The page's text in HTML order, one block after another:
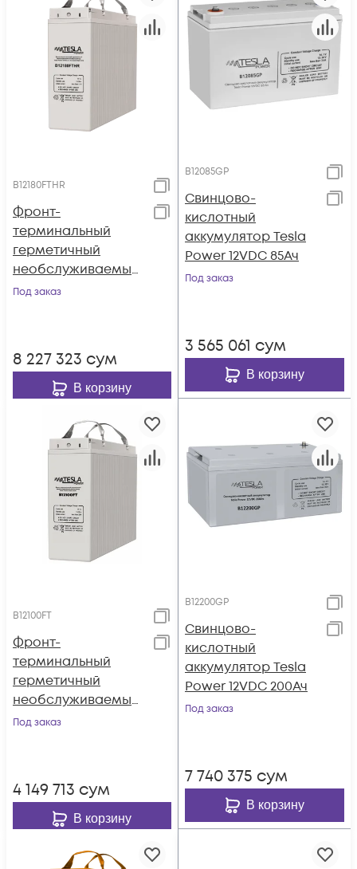
B12180FTHR
Фронт-
терминальный
герметичный
необслуживаемый
аккумулятор Tesla
Под заказ
8 227 323 сум
В корзину
B12085GP
Свинцово-
кислотный
аккумулятор Tesla
Power 12VDC 85Ач
Под заказ
3 565 061 сум
В корзину
B12100FT
Фронт-
терминальный
герметичный
необслуживаемый
аккумулятор Tesla
Под заказ
4 149 713 сум
В корзину
B12200GP
Свинцово-
кислотный
аккумулятор Tesla
Power 12VDC 200Ач
Под заказ
7 740 375 сум
В корзину